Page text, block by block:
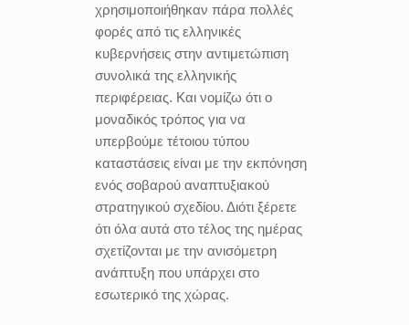
χρησιμοποιήθηκαν πάρα πολλές
φορές από τις ελληνικές
κυβερνήσεις στην αντιμετώπιση
συνολικά της ελληνικής
περιφέρειας. Και νομίζω ότι ο
μοναδικός τρόπος για να
υπερβούμε τέτοιου τύπου
καταστάσεις είναι με την εκπόνηση
ενός σοβαρού αναπτυξιακού
στρατηγικού σχεδίου. Διότι ξέρετε
ότι όλα αυτά στο τέλος της ημέρας
σχετίζονται με την ανισόμετρη
ανάπτυξη που υπάρχει στο
εσωτερικό της χώρας.